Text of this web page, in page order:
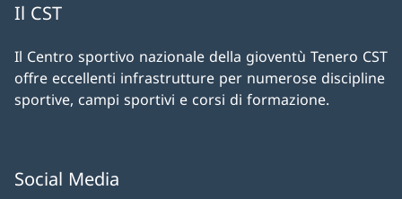
Il CST
Il Centro sportivo nazionale della gioventù Tenero CST
offre eccellenti infrastrutture per numerose discipline
sportive, campi sportivi e corsi di formazione.
Social Media